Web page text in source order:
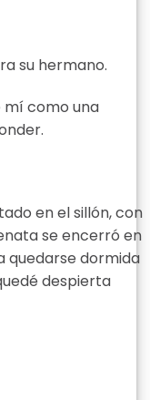
su hermano.
mí como una
en el sillón, con
se encerró en
quedarse dormida
despierta